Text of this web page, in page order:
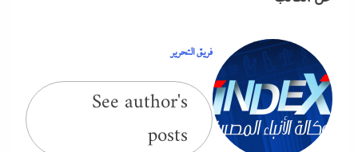
فريق التحرير
See author's
posts